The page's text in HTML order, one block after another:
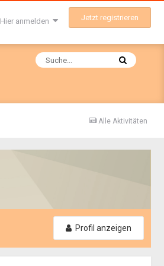
Hier anmelden Jetzt registrieren
Alle Aktivitäten
Profil anzeigen